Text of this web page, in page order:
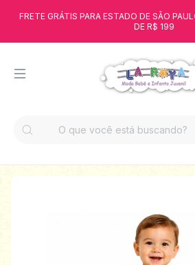
FRETE GRÁTIS PARA ESTADO DE SÃO
DE R$ 199